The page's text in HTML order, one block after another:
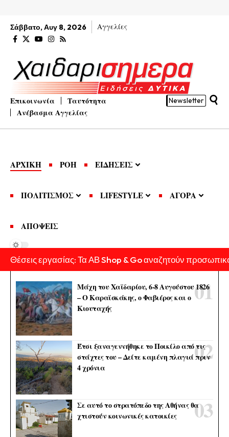
Σάββατο, Αυγ 8, 2026 Αγγελίες
Επικοινωνία
Ταυτότητα
Ανέβασμα Αγγελίας
Newsletter
ΑΡΧΙΚΗ ΡΟΗ ΕΙΔΗΣΕΙΣ
ΠΟΛΙΤΙΣΜΟΣ LIFESTYLE ΑΓΟΡΑ
ΑΠΟΨΕΙΣ
Θέσεις εργασίας: Τα ΑΒ Shop & Go αναζητούν
Μάχη του Χαϊδαρίου, 6-8 Αυγούστου 1826
– Ο Καραϊσκάκης, ο Φαβιέρος και ο
Κιουταχής
Έτσι ξαναγεννήθηκε το Ποικίλο από τις
στάχτες του – Δείτε καμένη πλαγιά πριν
4 χρόνια
Σε αυτό το στρατόπεδο της Αθήνας θα
χτιστούν κοινωνικές κατοικίες